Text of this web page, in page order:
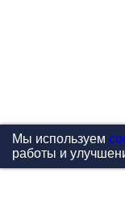
Мы используем
работы и